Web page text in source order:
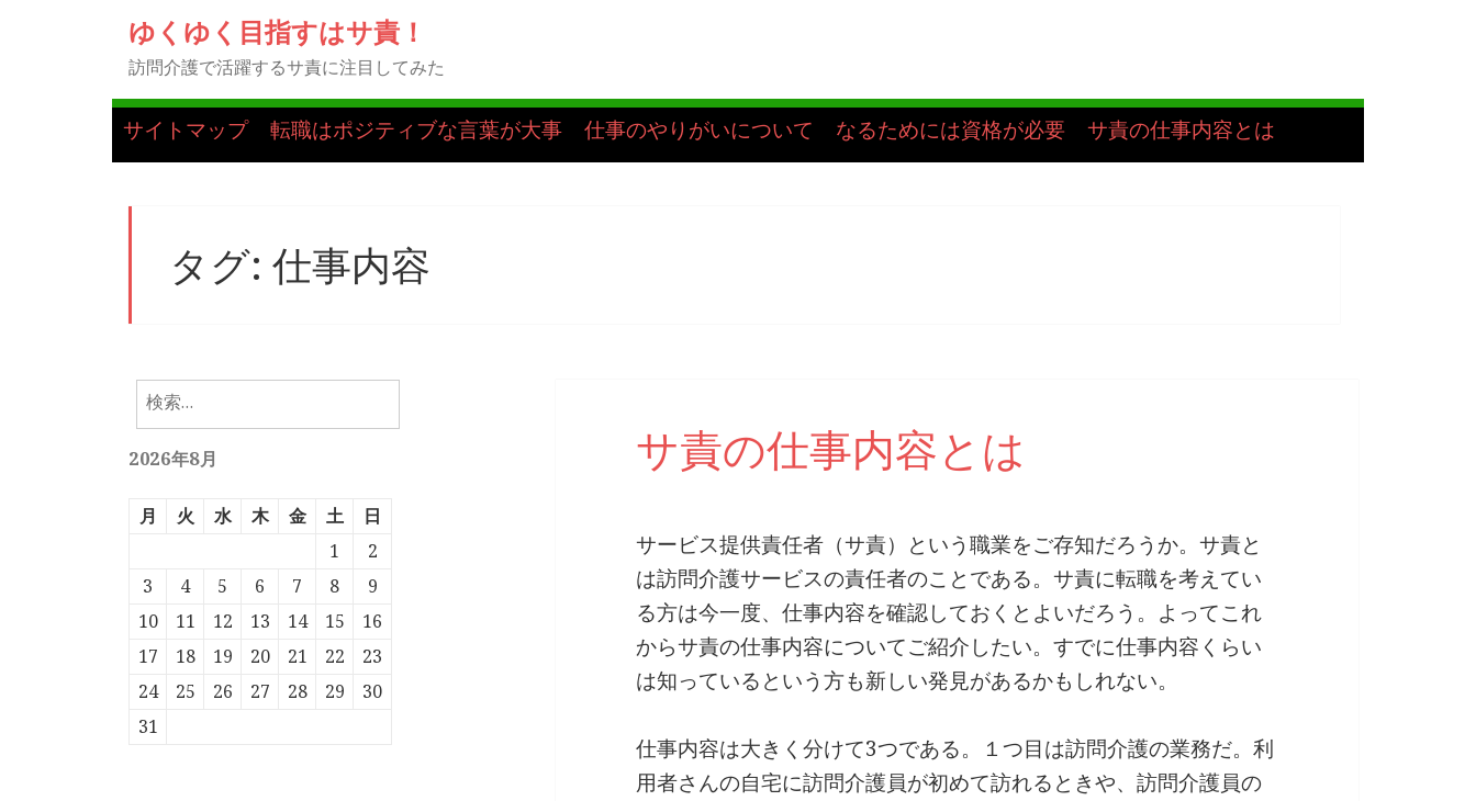
ゆくゆく目指すはサ責！
訪問介護で活躍するサ責に注目してみた
サイトマップ 転職はポジティブな言葉が大事 仕事のやりがいについて なるためには資格が必要 サ責の仕事内容とは
タグ: 仕事内容
検
索:
2026年8月
月 火 水 木 金 土
日
1
2
3
4 5 6 7 8
9
10
11 12 13 14 15
16
17
18 19 20 21 22
23
24
25 26 27 28 29
30
31
サ責の仕事内容とは
サービス提供責任者（サ責）という職業をご存知だろうか。サ責と
は訪問介護サービスの責任者のことである。サ責に転職を考えてい
る方は今一度、仕事内容を確認しておくとよいだろう。よってこれ
からサ責の仕事内容についてご紹介したい。すでに仕事内容くらい
は知っているという方も新しい発見があるかもしれない。
仕事内容は大きく分けて3つである。１つ目は訪問介護の業務だ。利
用者さんの自宅に訪問介護員が初めて訪れるときや、訪問介護員の